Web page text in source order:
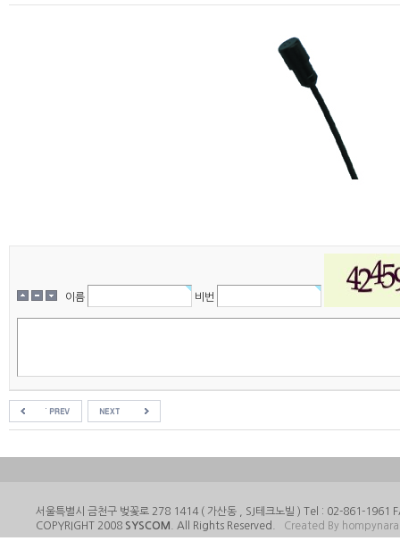
이름 비번
서울특별시 금천구 벚꽃로 278 1414 ( 가산동 , SJ테크노빌 ) Tel : 02-861-1961
COPYRIGHT 2008 SYSCOM . All Rights Reserved. Created By